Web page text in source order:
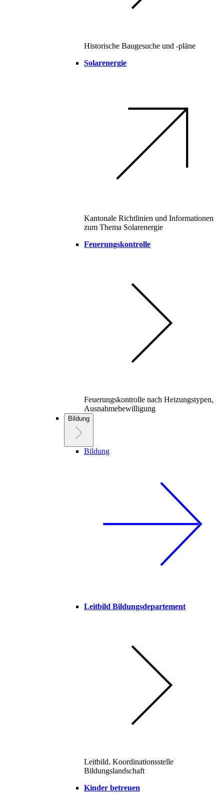
Historische Baugesuche und -pläne
Solarenergie
Kantonale Richtlinien und Informationen
zum Thema Solarenergie
Feuerungskontrolle
Feuerungskontrolle nach Heizungstypen,
Ausnahmebewilligung
Bildung
Bildung
Leitbild Bildungsdepartement
Leitbild. Koordinationsstelle
Bildungslandschaft
Kinder betreuen